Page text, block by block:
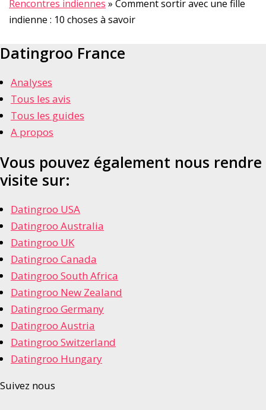
Rencontres indiennes » Comment sortir avec une fille
indienne : 10 choses à savoir
Datingroo France
Analyses
Tous les avis
Tous les guides
A propos
Vous pouvez également nous rendre
visite sur:
Datingroo USA
Datingroo Australia
Datingroo UK
Datingroo Canada
Datingroo South Africa
Datingroo New Zealand
Datingroo Germany
Datingroo Austria
Datingroo Switzerland
Datingroo Hungary
Suivez nous